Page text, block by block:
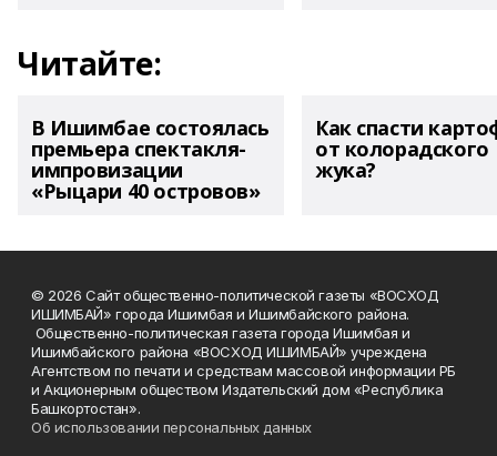
Читайте:
В Ишимбае состоялась
премьера спектакля-
импровизации
«Рыцари 40 островов»
Как спасти
от колорадского
жука?
© 2026 Сайт общественно-политической газеты «ВОСХОД
ИШИМБАЙ» города Ишимбая и Ишимбайского района.
Общественно-политическая газета города Ишимбая и
Ишимбайского района «ВОСХОД ИШИМБАЙ» учреждена
Агентством по печати и средствам массовой информации РБ
и Акционерным обществом Издательский дом «Республика
Башкортостан».
Об использовании персональных данных